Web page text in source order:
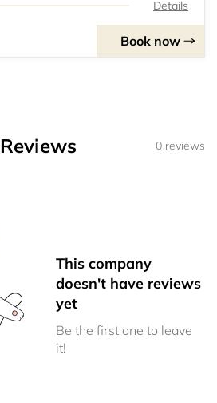
Details
Book now
Reviews 0 reviews
This company
doesn't have reviews
yet
Be the first one to leave
it!